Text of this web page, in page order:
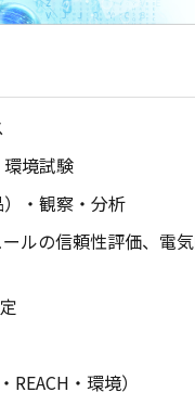
境試験
・観察・分析
ルの信頼性評価、電
・環境）